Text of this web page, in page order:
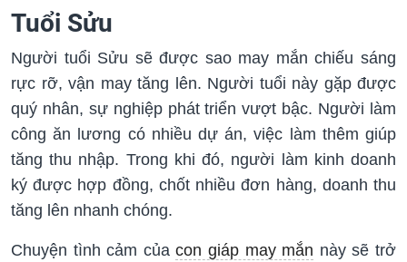
Tuổi Sửu
Người tuổi Sửu sẽ được sao may mắn chiếu sáng
rực rỡ, vận may tăng lên. Người tuổi này gặp được
quý nhân, sự nghiệp phát triển vượt bậc. Người làm
công ăn lương có nhiều dự án, việc làm thêm giúp
tăng thu nhập. Trong khi đó, người làm kinh doanh
ký được hợp đồng, chốt nhiều đơn hàng, doanh thu
tăng lên nhanh chóng.
Chuyện tình cảm củacon giáp may mắn này sẽ trở